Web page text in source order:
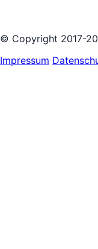
© Copyright 2017-
Impressum